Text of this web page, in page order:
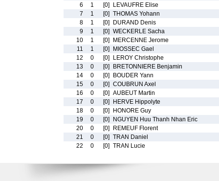
6
1 [0]
LEVAUFRE Elise
7
1 [0] THOMAS Yohann
8
1 [0]
DURAND Denis
9
1 [0] WECKERLE Sacha
10
1 [0]
MERCENNE Jerome
11
1 [0]
MIOSSEC Gael
12
0 [0]
LEROY Christophe
13
0 [0]
BRETONNIERE Benjamin
14
0 [0]
BOUDER Yann
15
0 [0] COUBRUN Axel
16
0 [0] AUBEUT Martin
17
0 [0]
HERVE Hippolyte
18
0 [0]
HONORE Guy
19
0 [0]
NGUYEN Huu Thanh Nhan Eric
20
0 [0]
REMEUF Florent
21
0 [0] TRAN Daniel
22
0 [0] TRAN Lucie